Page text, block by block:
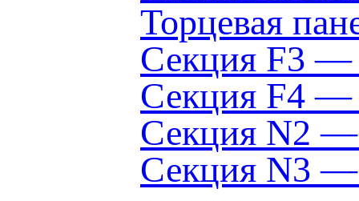
Торцевая
Секция F3 —
Секция F4 —
Секция N2 —
Секция N3 —